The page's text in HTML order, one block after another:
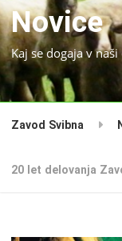
Novice
Kaj se dogaja v
Zavod Svibna
20 let delovanja